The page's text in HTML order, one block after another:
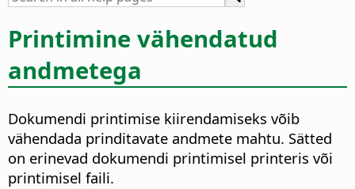
Printimine vähendatud
andmetega
Dokumendi printimise kiirendamiseks võib
vähendada prinditavate andmete mahtu. Sätted
on erinevad dokumendi printimisel printeris või
printimisel faili.